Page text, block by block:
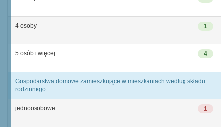
1
4 osoby
4
5 osób i więcej
Gospodarstwa domowe zamieszkujące w mieszkaniach według składu
rodzinnego
1
jednoosobowe